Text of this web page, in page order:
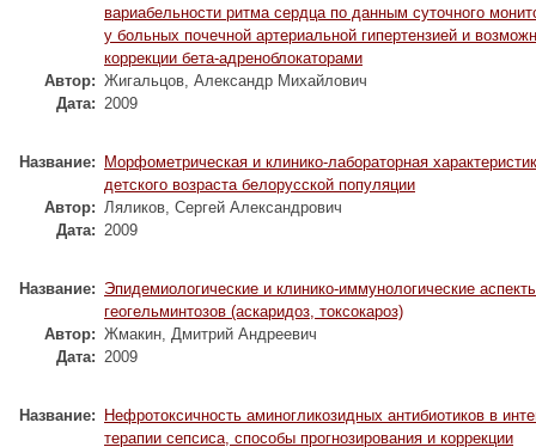
вариабельности ритма сердца по данным суточного
у больных почечной артериальной гипертензией и
коррекции бета-адреноблокаторами
Автор: Жигальцов, Александр Михайлович
Дата: 2009
Название:
Морфометрическая и клинико-лабораторная
детского возраста белорусской популяции
Автор: Ляликов, Сергей Александрович
Дата: 2009
Название: Эпидемиологические и клинико-иммунологические
геогельминтозов (аскаридоз, токсокароз)
Автор: Жмакин, Дмитрий Андреевич
Дата: 2009
Название:
Нефротоксичность аминогликозидных антибиотиков в
терапии сепсиса, способы прогнозирования и коррекции